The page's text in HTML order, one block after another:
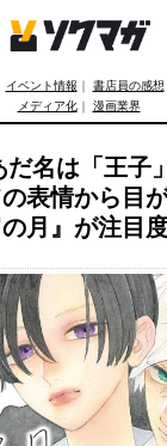
イベント情報 ｜ 書店員の感想
メディア化｜ 漫画業界
だ名は「王子
表情から目
月』が注目